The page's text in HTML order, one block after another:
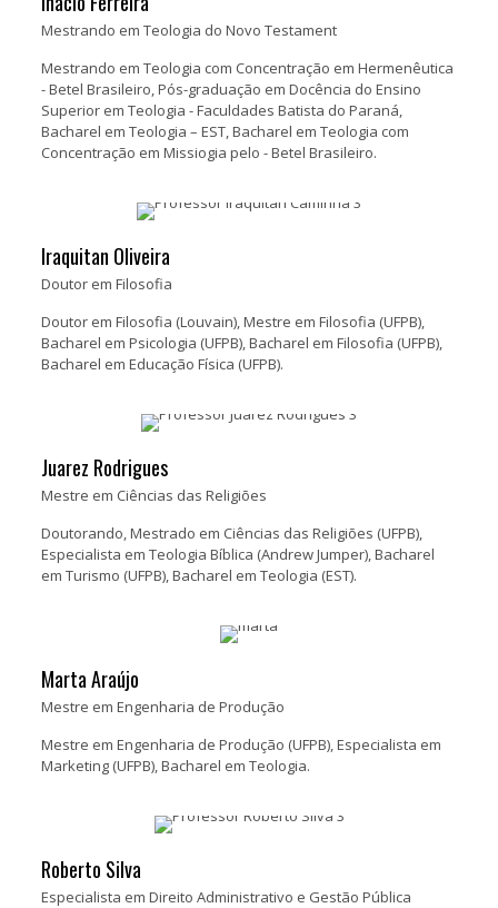
Mestrando em Teologia do Novo Testament
Mestrando em Teologia com Concentração em Hermenêutica
- Betel Brasileiro, Pós-graduação em Docência do Ensino
Superior em Teologia - Faculdades Batista do Paraná,
Bacharel em Teologia – EST, Bacharel em Teologia com
Concentração em Missiogia pelo - Betel Brasileiro.
Iraquitan Oliveira
Doutor em Filosofia
Doutor em Filosofia (Louvain), Mestre em Filosofia (UFPB),
Bacharel em Psicologia (UFPB), Bacharel em Filosofia (UFPB),
Bacharel em Educação Física (UFPB).
Juarez Rodrigues
Mestre em Ciências das Religiões
Doutorando, Mestrado em Ciências das Religiões (UFPB),
Especialista em Teologia Bíblica (Andrew Jumper), Bacharel
em Turismo (UFPB), Bacharel em Teologia (EST).
Marta Araújo
Mestre em Engenharia de Produção
Mestre em Engenharia de Produção (UFPB), Especialista em
Marketing (UFPB), Bacharel em Teologia.
Roberto Silva
Especialista em Direito Administrativo e Gestão Pública